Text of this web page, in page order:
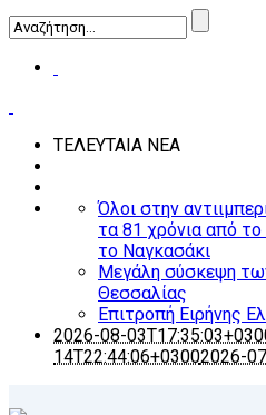
ΤΕΛΕΥΤΑΙΑ ΝΕΑ
Όλοι στην
τα 81 χρόνια από
το Ναγκασάκι
Μεγάλη σύσκεψη
Θεσσαλίας
Επιτροπή Ειρήνης
2026-08-
14T22:44:06+03002026-